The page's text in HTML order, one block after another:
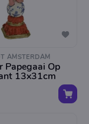
AMSTERDAM
Papegaai Op
13x31cm